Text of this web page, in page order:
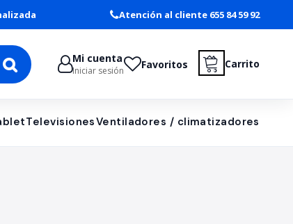
Atención al cliente 655 84 59 92
Mi cuenta
Iniciar sesión Favoritos Carrito
TelevisionesVentiladores / climatizadores